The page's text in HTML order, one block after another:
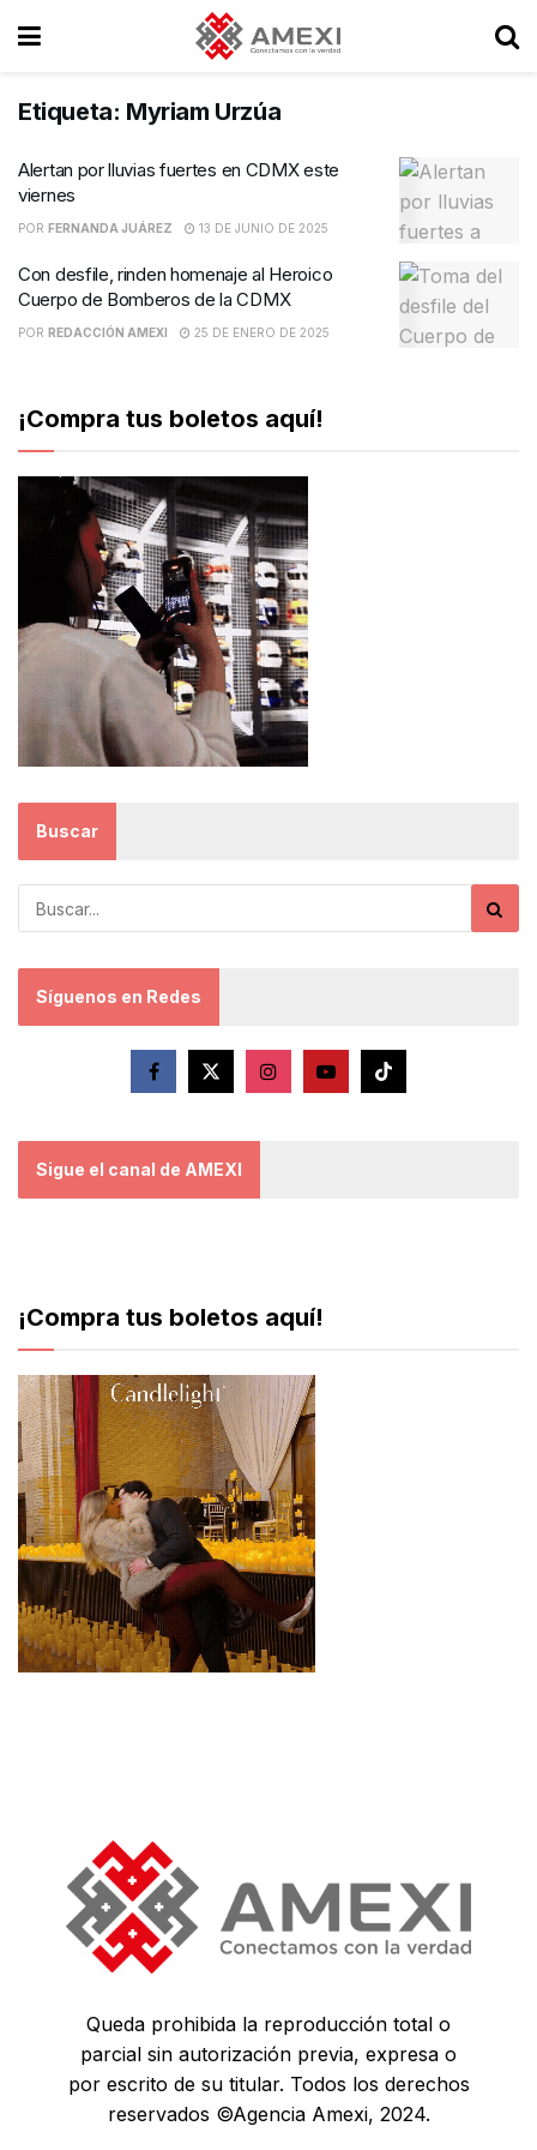
Etiqueta: Myriam Urzúa
Alertan por lluvias fuertes en CDMX este
viernes
POR FERNANDA JUÁREZ 13 DE JUNIO DE 2025
Con desfile, rinden homenaje al Heroico
Cuerpo de Bomberos de la CDMX
POR REDACCIÓN AMEXI 25 DE ENERO DE 2025
¡Compra tus boletos aquí!
Buscar
Síguenos en Redes
Sigue el canal de AMEXI
¡Compra tus boletos aquí!
Queda prohibida la reproducción total o
parcial sin autorización previa, expresa o
por escrito de su titular. Todos los derechos
reservados ©Agencia Amexi, 2024.